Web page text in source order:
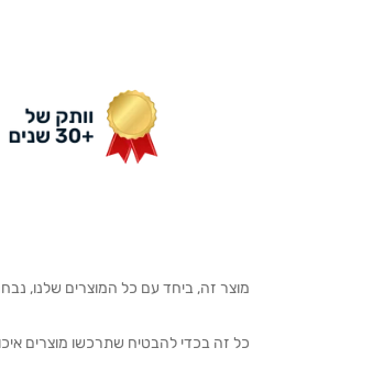
מוצר זה, ביחד עם כל המוצרים שלנו,
כל זה בכדי להבטיח שתרכשו מוצרים